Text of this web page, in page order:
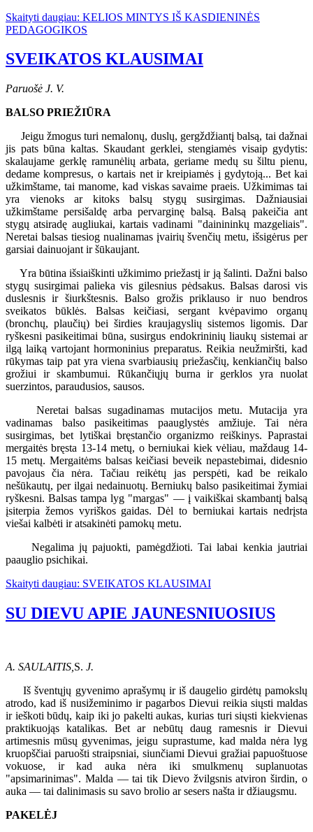
Skaityti daugiau: KELIOS MINTYS IŠ KASDIENINĖS
PEDAGOGIKOS
SVEIKATOS KLAUSIMAI
Paruošė J. V.
BALSO PRIEŽIŪRA
Jeigu žmogus turi nemalonų, duslų, gergždžiantį balsą, tai dažnai
jis pats būna kaltas. Skaudant gerklei, stengiamės visaip gydytis:
skalaujame gerklę ramunėlių arbata, geriame medų su šiltu pienu,
dedame kompresus, o kartais net ir kreipiamės į gydytoją... Bet kai
užkimštame, tai manome, kad viskas savaime praeis. Užkimimas tai
yra vienoks ar kitoks balsų stygų susirgimas. Dažniausiai
užkimštame persišaldę arba pervarginę balsą. Balsą pakeičia ant
stygų atsiradę augliukai, kartais vadinami "dainininkų mazgeliais".
Neretai balsas tiesiog nualinamas įvairių švenčių metu, išsigėrus per
garsiai dainuojant ir šūkaujant.
Yra būtina išsiaiškinti užkimimo priežastį ir ją šalinti. Dažni balso
stygų susirgimai palieka vis gilesnius pėdsakus. Balsas darosi vis
duslesnis ir šiurkštesnis. Balso grožis priklauso ir nuo bendros
sveikatos būklės. Balsas keičiasi, sergant kvėpavimo organų
(bronchų, plaučių) bei širdies kraujagyslių sistemos ligomis. Dar
ryškesni pasikeitimai būna, susirgus endokrininių liaukų sistemai ar
ilgą laiką vartojant hormoninius preparatus. Reikia neužmiršti, kad
rūkymas taip pat yra viena svarbiausių priežasčių, kenkiančių balso
grožiui ir skambumui. Rūkančiųjų burna ir gerklos yra nuolat
suerzintos, paraudusios, sausos.
Neretai balsas sugadinamas mutacijos metu. Mutacija yra
vadinamas balso pasikeitimas paauglystės amžiuje. Tai nėra
susirgimas, bet lytiškai bręstančio organizmo reiškinys. Paprastai
mergaitės bręsta 13-14 metų, o berniukai kiek vėliau, maždaug 14-
15 metų. Mergaitėms balsas keičiasi beveik nepastebimai, didesnio
pavojaus čia nėra. Tačiau reikėtų jas perspėti, kad be reikalo
nešūkautų, per ilgai nedainuotų. Berniukų balso pasikeitimai žymiai
ryškesni. Balsas tampa lyg "margas" — į vaikiškai skambantį balsą
įsiterpia žemos vyriškos gaidas. Dėl to berniukai kartais nedrįsta
viešai kalbėti ir atsakinėti pamokų metu.
Negalima jų pajuokti, pamėgdžioti. Tai labai kenkia jautriai
paauglio psichikai.
Skaityti daugiau: SVEIKATOS KLAUSIMAI
SU DIEVU APIE JAUNESNIUOSIUS
A. SAULAITIS, S. J.
Iš šventųjų gyvenimo aprašymų ir iš daugelio girdėtų pamokslų
atrodo, kad iš nusižeminimo ir pagarbos Dievui reikia siųsti maldas
ir ieškoti būdų, kaip iki jo pakelti aukas, kurias turi siųsti kiekvienas
praktikuojąs katalikas. Bet ar nebūtų daug ramesnis ir Dievui
artimesnis mūsų gyvenimas, jeigu suprastume, kad malda nėra lyg
kruopščiai paruošti straipsniai, siunčiami Dievui gražiai papuoštuose
vokuose, ir kad auka nėra iki smulkmenų suplanuotas
"apsimarinimas". Malda — tai tik Dievo žvilgsnis atviron širdin, o
auka — tai dalinimasis su savo brolio ar sesers našta ir džiaugsmu.
PAKELĖJ